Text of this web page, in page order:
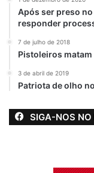
Foto:Hugo
Associação
camara
Após ser preso
responder
7 de julho de 2018
Pistoleiros
3 de abril de 2019
Patriota de olho
SIGA-NOS NO